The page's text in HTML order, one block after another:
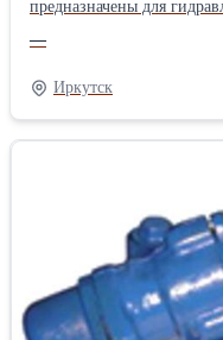
предназначены для
Максимальное давление
Подача за двойной ход (первая
двойной ход (вторая ступень), л 0,015 Усилие на
Масса, кг
—
Иркутск